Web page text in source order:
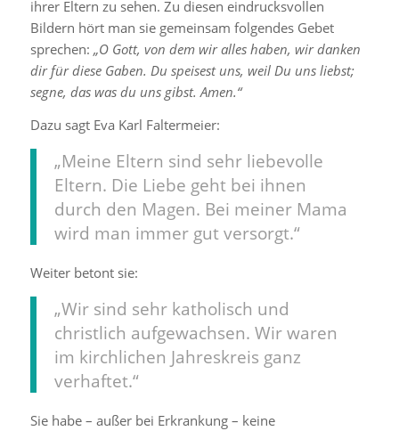
ihrer Eltern zu sehen. Zu diesen eindrucksvollen
Bildern hört man sie gemeinsam folgendes Gebet
sprechen: „O Gott, von dem wir alles haben, wir danken
dir für diese Gaben. Du speisest uns, weil Du uns liebst;
segne, das was du uns gibst. Amen.“
Dazu sagt Eva Karl Faltermeier:
„Meine Eltern sind sehr liebevolle
Eltern. Die Liebe geht bei ihnen
durch den Magen. Bei meiner Mama
wird man immer gut versorgt.“
Weiter betont sie:
„Wir sind sehr katholisch und
christlich aufgewachsen. Wir waren
im kirchlichen Jahreskreis ganz
verhaftet.“
Sie habe – außer bei Erkrankung – keine